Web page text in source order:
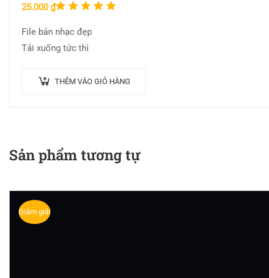
25.000₫Được xếp
5.005
sao
File bản nhạc đẹp
Tải xuống tức thì
THÊM VÀO GIỎ HÀNG
Sản phẩm tương tự
Giảm giá!